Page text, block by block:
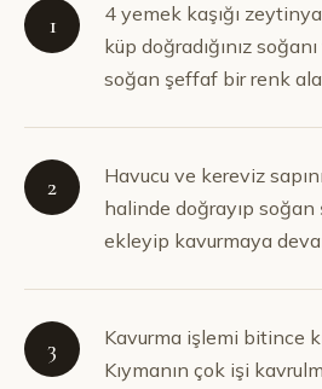
1
4 yemek kaşığı
küp doğradığınız
soğan şeffaf bir renk
2
Havucu ve kereviz
halinde doğrayıp soğan
ekleyip kavurmaya
3
Kavurma işlemi bitince
Kıymanın çok işi